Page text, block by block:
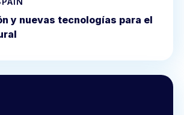
y nuevas tecnologías para el